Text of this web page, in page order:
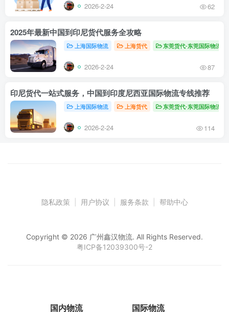
2026-2-24 62
2025年最新中国到印尼货代服务全攻略
上海国际物流 上海货代 东莞货代-东莞国际物流
2026-2-24 87
印尼货代一站式服务，中国到印度尼西亚国际物流专线推荐
上海国际物流 上海货代 东莞货代-东莞国际物流
2026-2-24 114
隐私政策 用户协议 服务条款 帮助中心
Copyright © 2026 广州鑫汉物流. All Rights Reserved.
粤ICP备12039300号-2
国内物流 国际物流